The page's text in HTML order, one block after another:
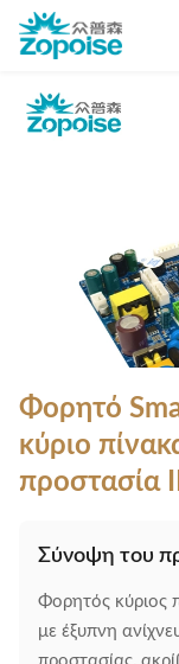
Φορητό
κύριο
προστασία
Σύνοψη του
Φορητός κύριος
με έξυπνη